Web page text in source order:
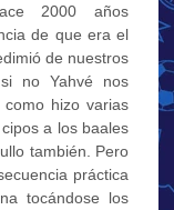
2000 años
de que era el
de nuestros
no Yahvé nos
hizo varias
a los baales
también. Pero
práctica
tocándose los